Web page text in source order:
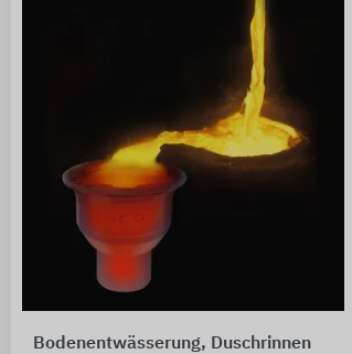
Bodenentwässerung, Duschrinnen